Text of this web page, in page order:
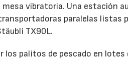
vibratoria. Una estación
paralelas listas
TX90L.
los palitos de pescado en